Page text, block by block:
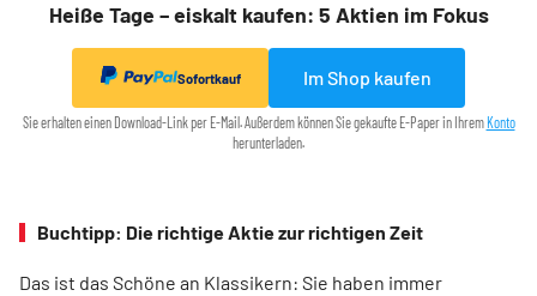
Heiße Tage – eiskalt kaufen: 5 Aktien im Fokus
Sofortkauf Im Shop kaufen
Sie erhalten einen Download-Link per E-Mail. Außerdem können Sie gekaufte E-Paper in Ihrem Konto
herunterladen.
Buchtipp: Die richtige Aktie zur richtigen Zeit
Das ist das Schöne an Klassikern: Sie haben immer